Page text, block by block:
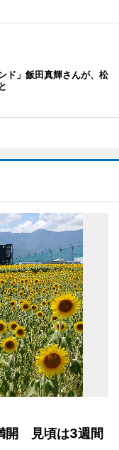
ド」飯田真輝さんが、松
開 見頃は3週間